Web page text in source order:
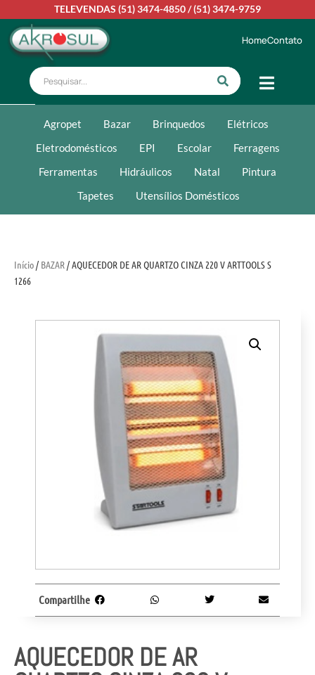
TELEVENDAS (51) 3474-4850/(51) 3474-9759
HomeContato
Agropet Bazar Brinquedos
Elétricos
Eletrodomésticos
EPI Escolar
Ferragens
Ferramentas
Hidráulicos Natal
Pintura
Tapetes
Utensílios Domésticos
Início/ BAZAR/ AQUECEDOR DE AR QUARTZO CINZA 220 V ARTTOOLS S
1266
AQUECEDOR DE AR
Compartilhe